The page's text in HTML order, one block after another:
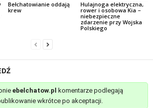
Bełchatowianie oddają
krew
Hulajnoga elektryczna,
rower i osobowa Kia –
niebezpieczne
zdarzenie przy Wojska
Polskiego
ebelchatow.pl
komentarze podlegają
wkrótce po akceptacji.